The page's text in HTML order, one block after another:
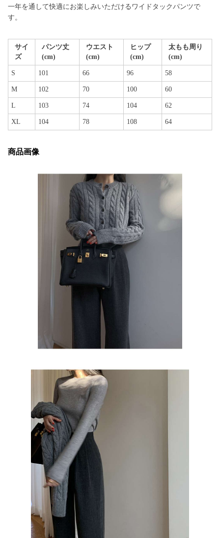
一年を通して快適にお楽しみいただけるワイドタックパンツで
す。
サイ
ズ
パンツ丈
(cm)
ウエスト
(cm)
ヒップ
(cm)
太もも周り
(cm)
S 101 66 96 58
M 102 70 100 60
L 103 74 104 62
XL 104 78 108 64
商品画像